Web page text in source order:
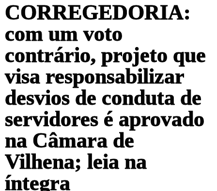
CORREGEDORIA:
com um voto
contrário, projeto que
visa responsabilizar
desvios de conduta de
servidores é aprovado
na Câmara de
Vilhena; leia na
íntegra